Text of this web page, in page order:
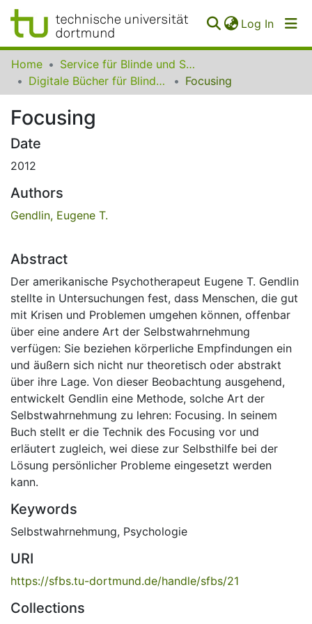
Log In
Communities
Collections
All of SfBS
FAQ
Home
Service für Blinde und Sehbehinderte der UB Dortmund
Digitale Bücher für Blinde und Sehbehinderte
Focusing
Focusing
Date
2012
Authors
Gendlin, Eugene T.
Abstract
Der amerikanische Psychotherapeut Eugene T. Gendlin
stellte in Untersuchungen fest, dass Menschen, die gut
mit Krisen und Problemen umgehen können, offenbar
über eine andere Art der Selbstwahrnehmung
verfügen: Sie beziehen körperliche Empfindungen ein
und äußern sich nicht nur theoretisch oder abstrakt
über ihre Lage. Von dieser Beobachtung ausgehend,
entwickelt Gendlin eine Methode, solche Art der
Selbstwahrnehmung zu lehren: Focusing. In seinem
Buch stellt er die Technik des Focusing vor und
erläutert zugleich, wei diese zur Selbsthilfe bei der
Lösung persönlicher Probleme eingesetzt werden
kann.
Keywords
Selbstwahrnehmung, Psychologie
URI
https://sfbs.tu-dortmund.de/handle/sfbs/21
Collections